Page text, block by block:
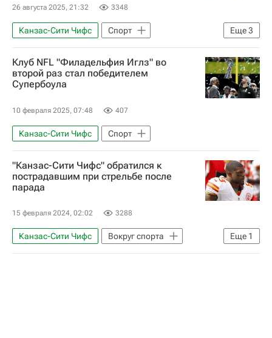
26 августа 2025, 21:32 3348
Еще3
Канзас-Сити Чифс
Спорт
Тейлор Свифт (певица)
Национальная футбольная лига (НФЛ)
Американский футбол
Клуб NFL "Филадельфия Иглз" во
второй раз стал победителем
Супербоула
10 февраля 2025, 07:48 407
Канзас-Сити Чифс Спорт
"Канзас-Сити Чифс" обратился к
пострадавшим при стрельбе после
парада
15 февраля 2024, 02:02 3288
Еще 1
Канзас-Сити Чифс
Вокруг спорта
Происшествия